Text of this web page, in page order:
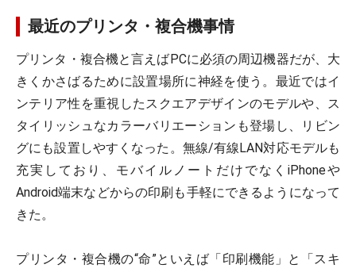
最近のプリンタ・複合機事情
プリンタ・複合機と言えばPCに必須の周辺機器だが、大
きくかさばるために設置場所に神経を使う。最近ではイ
ンテリア性を重視したスクエアデザインのモデルや、ス
タイリッシュなカラーバリエーションも登場し、リビン
グにも設置しやすくなった。無線/有線LAN対応モデルも
充実しており、モバイルノートだけでなくiPhoneや
Android端末などからの印刷も手軽にできるようになって
きた。
プリンタ・複合機の“命”といえば「印刷機能」と「スキ